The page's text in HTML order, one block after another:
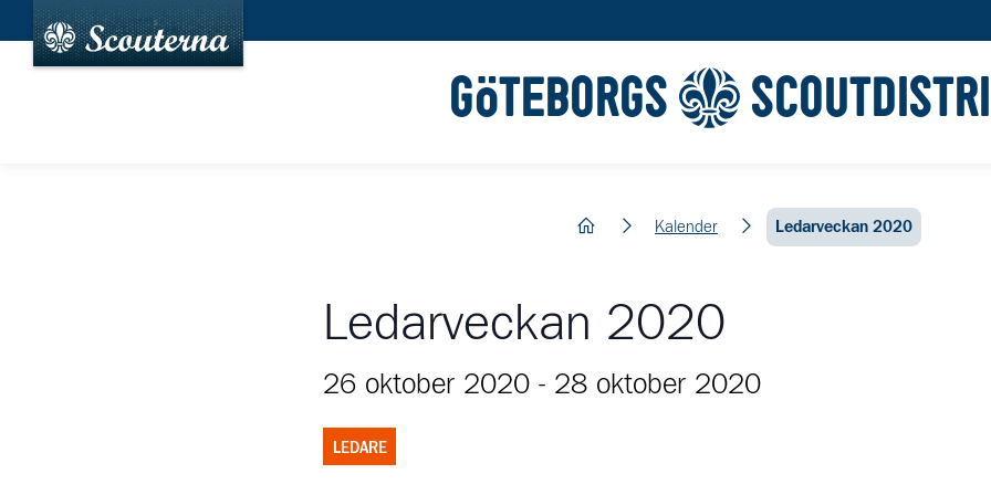
GÖTEBORGS
hem Kalender Ledarveckan 2020
Ledarveckan 2020
26 oktober 2020 - 28 oktober 2020
LEDARE